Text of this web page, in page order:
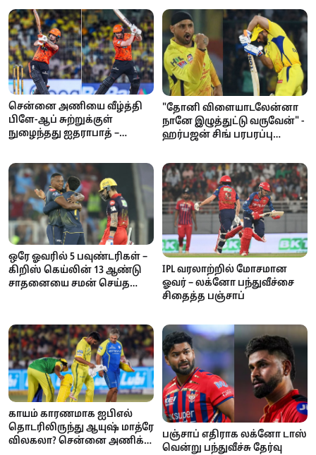
சென்னை அணியை வீழ்த்தி
பிளே-ஆப் சுற்றுக்குள்
நுழைந்தது ஐதராபாத் –
"தோனி விளையாடலேன்னா
நானே இழுத்துட்டு வருவேன்" -
ஹர்பஜன் சிங் பரபரப்பு
ஒரே ஓவரில் 5 பவுண்டரிகள் –
கிறிஸ் கெய்லின் 13 ஆண்டு
சாதனையை சமன் செய்த
IPL வரலாற்றில் மோசமான
ஓவர் – லக்னோ பந்துவீச்சை
சிதைத்த பஞ்சாப்
காயம் காரணமாக ஐபிஎல்
தொடரிலிருந்து ஆயுஷ் மாத்ரே
விலகலா? சென்னை அணிக்கு
பஞ்சாப் எதிராக லக்னோ டாஸ்
வென்று பந்துவீச்சு தேர்வு